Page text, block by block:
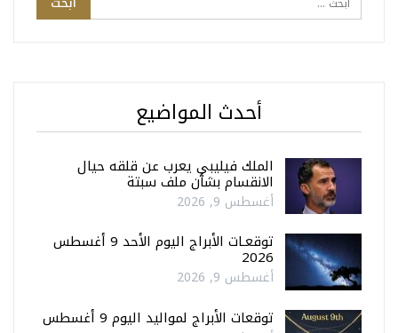
أحدث المواضيع
الملك فيليبي يعرب عن قلقه حيال
الانقسام بشأن ملف سبتة
أغسطس 9, 2026
توقعـات الأبراج اليوم الأحد 9 أغسطس
2026
أغسطس 9, 2026
توقعات الأبراج لمواليد اليوم 9 أغسطس